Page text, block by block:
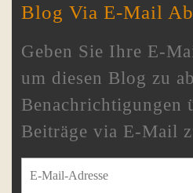
Blog Via E-Mail
Geben Sie Ihre E-
um diesen Blog zu
Benachrichtigungen
Beiträge via E-Mail
E-Mail-Adresse